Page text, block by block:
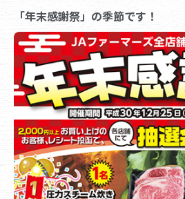
「年末感謝祭」の季節です！